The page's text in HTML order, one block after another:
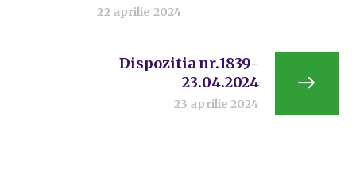
22 aprilie 2024
Dispozitia nr.1839-
23.04.2024
23 aprilie 2024